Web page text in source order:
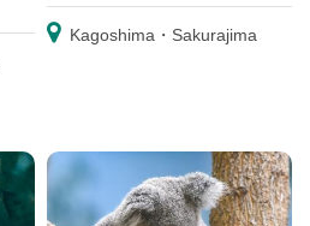
Kagoshima・Sakurajima